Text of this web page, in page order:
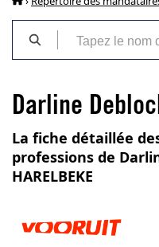
Darline
La fiche détaillée
professions de
HARELBEKE